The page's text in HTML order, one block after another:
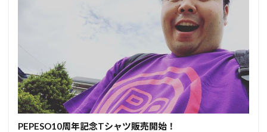
PEPESO10周年記念Tシャツ販売開始！